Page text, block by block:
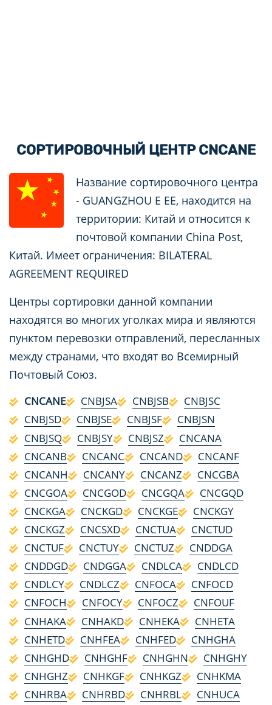
СОРТИРОВОЧНЫЙ ЦЕНТР CNCANE
Название сортировочного центра
- GUANGZHOU E EE, находится на
территории: Китай и относится к
почтовой компании China Post,
Китай. Имеет ограничения: BILATERAL
AGREEMENT REQUIRED
Центры сортировки данной компании
находятся во многих уголках мира и являются
пунктом перевозки отправлений, пересланных
между странами, что входят во Всемирный
Почтовый Союз.
CNCANE CNBJSA CNBJSB
CNBJSC
CNBJSD
CNBJSE CNBJSF
CNBJSN
CNBJSQ
CNBJSY CNBJSZ
CNCANA
CNCANB
CNCANC CNCAND
CNCANF
CNCANH
CNCANY CNCANZ
CNCGBA
CNCGOA
CNCGOD CNCGQA
CNCGQD
CNCKGA
CNCKGD CNCKGE
CNCKGY
CNCKGZ
CNCSXD CNCTUA
CNCTUD
CNCTUF
CNCTUY CNCTUZ
CNDDGA
CNDDGD
CNDGGA CNDLCA
CNDLCD
CNDLCY
CNDLCZ CNFOCA
CNFOCD
CNFOCH
CNFOCY CNFOCZ
CNFOUF
CNHAKA
CNHAKD CNHEKA
CNHETA
CNHETD
CNHFEA CNHFED
CNHGHA
CNHGHD
CNHGHF CNHGHN
CNHGHY
CNHGHZ
CNHKGF CNHKGZ
CNHKMA
CNHRBA
CNHRBD CNHRBL
CNHUCA